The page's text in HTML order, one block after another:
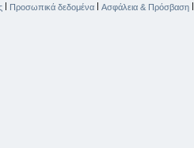
Προσωπικά δεδομένα Ασφάλεια & Πρόσβαση